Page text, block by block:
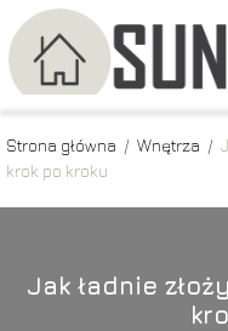
Strona główna / Wnętrza /
krok po kroku
Jak ładnie